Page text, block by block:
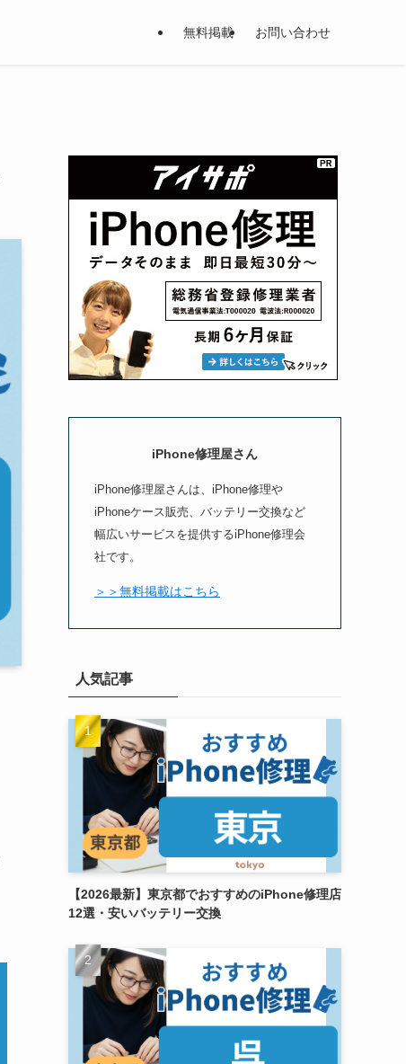
無料掲載 お問い合わせ
iPhone修理屋さん
iPhone修理屋さんは、iPhone修理や
iPhoneケース販売、バッテリー交換など
幅広いサービスを提供するiPhone修理会
社です。
＞＞無料掲載はこちら
人気記事
【2026最新】東京都でおすすめのiPhone修理店
12選・安いバッテリー交換